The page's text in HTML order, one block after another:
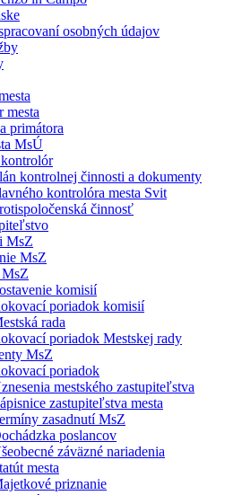
osobných údajov
mesta
primátora
MsÚ
kontrolnej činnosti a dokumenty
kontrolóra mesta Svit
činnosť
MsZ
MsZ
komisií
poriadok komisií
rada
poriadok Mestskej rady
MsZ
poriadok
mestského zastupiteľstva
zastupiteľstva mesta
zasadnutí MsZ
poslancov
záväzné nariadenia
mesta
priznanie